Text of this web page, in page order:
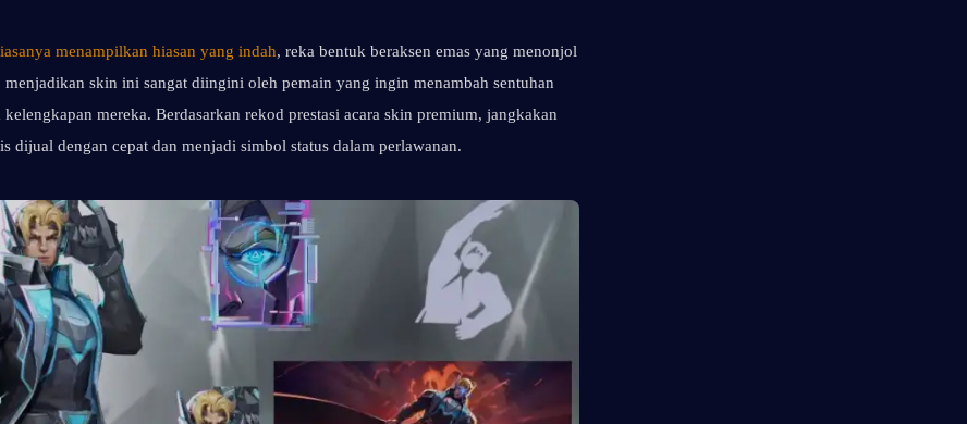
menampilkan hiasan yang indah, reka bentuk beraksen emas yang menonjol
menjadikan skin ini sangat diingini oleh pemain yang ingin menambah sentuhan
kelengkapan mereka. Berdasarkan rekod prestasi acara skin premium, jangkakan
dijual dengan cepat dan menjadi simbol status dalam perlawanan.